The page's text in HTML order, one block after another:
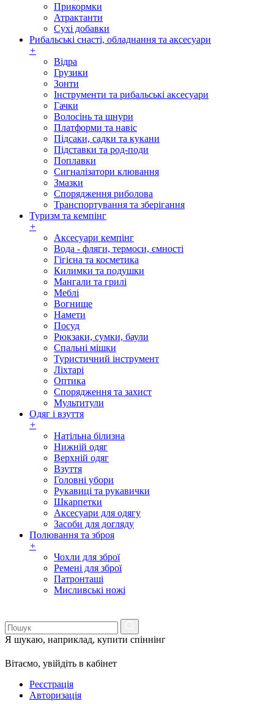
Прикормки
Атрактанти
Сухі добавки
Рибальські снасті, обладнання та аксесуари
+
Відра
Грузики
Зонти
Інструменти та рибальські аксесуари
Гачки
Волосінь та шнури
Платформи та навіс
Підсаки, садки та кукани
Підставки та род-поди
Поплавки
Сигналізатори клювання
Змазки
Спорядження риболова
Транспортування та зберігання
Туризм та кемпінг
+
Аксесуари кемпінг
Вода - фляги, термоси, ємності
Гігієна та косметика
Килимки та подушки
Мангали та грилі
Меблі
Вогнище
Намети
Посуд
Рюкзаки, сумки, баули
Спальні мішки
Туристичний інструмент
Ліхтарі
Оптика
Спорядження та захист
Мультитули
Одяг і взуття
+
Натільна білизна
Нижній одяг
Верхній одяг
Взуття
Головні убори
Рукавиці та рукавички
Шкарпетки
Аксесуари для одягу
Засоби для догляду
Полювання та зброя
+
Чохли для зброї
Ремені для зброї
Патронташі
Мисливські ножі
Я шукаю, наприклад, купити спіннінг
Вітаємо, увійдіть в кабінет
Реєстрація
Авторизація